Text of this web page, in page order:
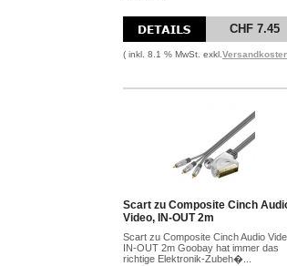
CHF 7.45
( inkl. 8.1 % MwSt. exkl.
Scart zu Composite Cinch
Video, IN-OUT 2m
Scart zu Composite Cinch Audio
IN-OUT 2m Goobay hat immer das
richtige Elektronik-Zubeh�...